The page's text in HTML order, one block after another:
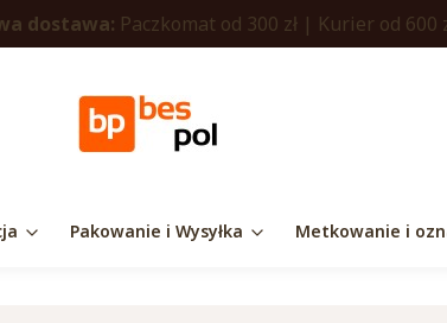
dostawa: Paczkomat od 300 zł | Kurier od 600
Pakowanie i Wysyłka Metkowanie i